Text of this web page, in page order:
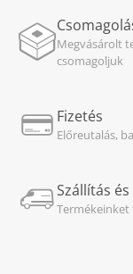
Megvásárolt
csomagoljuk
Fizetés
Előreutalás,
Szállítás